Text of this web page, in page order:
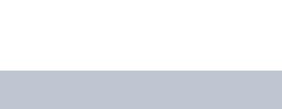
в других заказах.